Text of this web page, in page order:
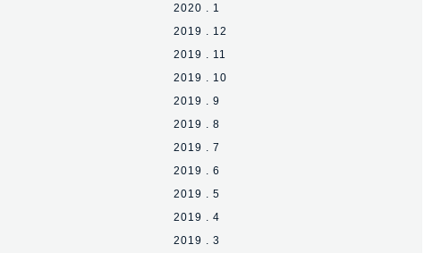
2020 . 1
2019 . 12
2019 . 11
2019 . 10
2019 . 9
2019 . 8
2019 . 7
2019 . 6
2019 . 5
2019 . 4
2019 . 3